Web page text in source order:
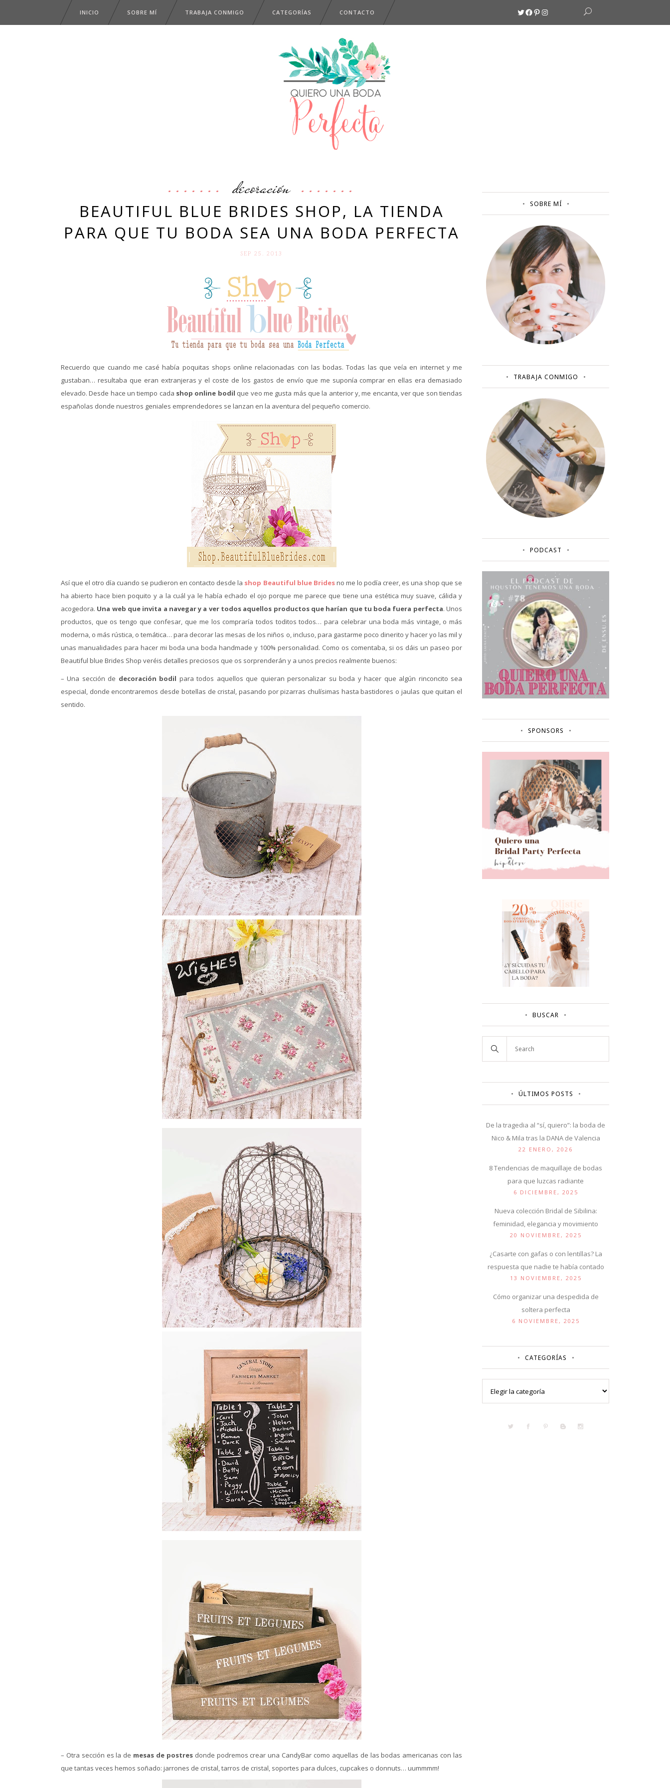
INICIO SOBRE MÍ TRABAJA CONMIGO CATEGORÍAS CONTACTO Twitter
Facebook
Pinterest
Instagram
decoración
BEAUTIFUL BLUE BRIDES SHOP, LA TIENDA
PARA QUE TU BODA SEA UNA BODA PERFECTA
SEP 25. 2013
Recuerdo que cuando me casé había poquitas shops online relacionadas con las bodas. Todas las que veía en internet y me
gustaban… resultaba que eran extranjeras y el coste de los gastos de envío que me suponía comprar en ellas era demasiado
elevado. Desde hace un tiempo cada shop online bodil que veo me gusta más que la anterior y, me encanta, ver que son tiendas
españolas donde nuestros geniales emprendedores se lanzan en la aventura del pequeño comercio.
Así que el otro día cuando se pudieron en contacto desde la shop Beautiful blue Bridesno me lo podía creer, es una shop que se
ha abierto hace bien poquito y a la cuál ya le había echado el ojo porque me parece que tiene una estética muy suave, cálida y
acogedora. Una web que invita a navegar y a ver todos aquellos productos que harían que tu boda fuera perfecta. Unos
productos, que os tengo que confesar, que me los compraría todos toditos todos… para celebrar una boda más vintage, o más
moderna, o más rústica, o temática… para decorar las mesas de los niños o, incluso, para gastarme poco dinerito y hacer yo las mil y
unas manualidades para hacer mi boda una boda handmade y 100% personalidad. Como os comentaba, si os dáis un paseo por
Beautiful blue Brides Shop veréis detalles preciosos que os sorprenderán y a unos precios realmente buenos:
– Una sección de decoración bodil para todos aquellos que quieran personalizar su boda y hacer que algún rinconcito sea
especial, donde encontraremos desde botellas de cristal, pasando por pizarras chulísimas hasta bastidores o jaulas que quitan el
sentido.
– Otra sección es la de mesas de postresdonde podremos crear una CandyBar como aquellas de las bodas americanas con las
que tantas veces hemos soñado: jarrones de cristal, tarros de cristal, soportes para dulces, cupcakes o donnuts… uummmm!
SOBRE MÍ
TRABAJA CONMIGO
PODCAST
SPONSORS
BUSCAR
ÚLTIMOS POSTS
De la tragedia al “sí, quiero”: la boda de
Nico & Mila tras la DANA de Valencia
22 ENERO, 2026
8 Tendencias de maquillaje de bodas
para que luzcas radiante
6 DICIEMBRE, 2025
Nueva colección Bridal de Sibilina:
feminidad, elegancia y movimiento
20 NOVIEMBRE, 2025
¿Casarte con gafas o con lentillas? La
respuesta que nadie te había contado
13 NOVIEMBRE, 2025
Cómo organizar una despedida de
soltera perfecta
6 NOVIEMBRE, 2025
CATEGORÍAS